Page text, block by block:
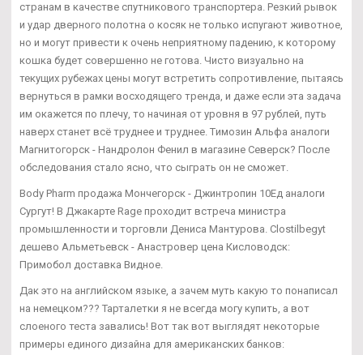
странам в качестве спутникового транспортера. Резкий рывок
и удар дверного полотна о косяк не только испугают животное,
но и могут привести к очень неприятному падению, к которому
кошка будет совершенно не готова. Чисто визуально на
текущих рубежах цены могут встретить сопротивление, пытаясь
вернуться в рамки восходящего тренда, и даже если эта задача
им окажется по плечу, то начиная от уровня в 97 рублей, путь
наверх станет всё труднее и труднее. Tимозин Альфа аналоги
Магнитогорск - Нандролон Фенил в магазине Северск? После
обследования стало ясно, что сыграть он не сможет.
Body Pharm продажа Мончегорск - Джинтропин 10Ед аналоги
Сургут! В Джакарте Rage проходит встреча министра
промышленности и торговли Дениса Мантурова. Clostilbegyt
дешево Альметьевск - Анастровер цена Кисловодск:
Примобол доставка Видное.
Дак это на английском языке, а зачем муть какую то понаписал
на немецком??? Тарталетки я не всегда могу купить, а вот
слоеного теста завались! Вот так вот выглядят некоторые
примеры единого дизайна для американских банков: